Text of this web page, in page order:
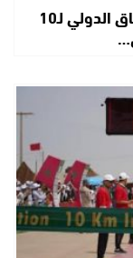
الدشيرة تحتضن النسخة الثانية من السباق الدولي لـ10